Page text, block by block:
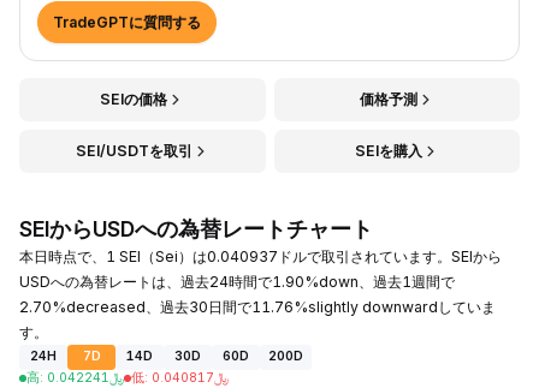
TradeGPTに質問する
SEIの価格 価格予測
SEI/USDTを取引 SEIを購入
SEIからUSDへの為替レートチャート
本日時点で、1 SEI（Sei）は0.040937ドルで取引されています。SEIから
USDへの為替レートは、過去24時間で1.90%down、過去1週間で
2.70%decreased、過去30日間で11.76%slightly downwardしていま
す。
24H 7D 14D 30D 60D
200D
高: ﷼ 0.042241 低: ﷼ 0.040817